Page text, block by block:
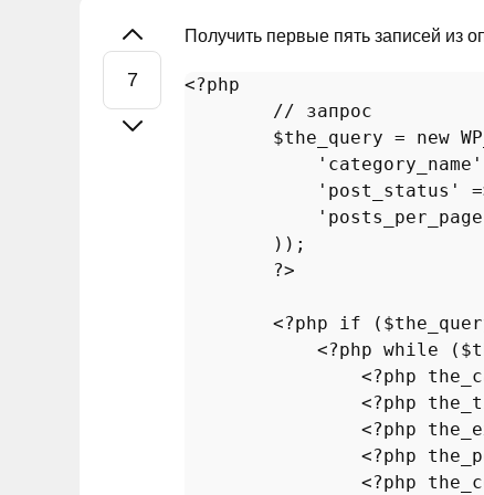
Получить первые пять записей из
<?php
// запрос
$the_query = new
'category_name'
'post_status'
        ));
?>
<?php if (
<?php while (
<?php
<?php
<?php
<?php
<?php